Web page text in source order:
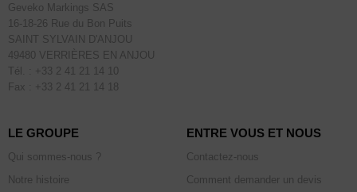
Geveko Markings SAS
16-18-26 Rue du Bon Puits
SAINT SYLVAIN D'ANJOU
49480 VERRIÈRES EN ANJOU
Tél. : +33 2 41 21 14 10
Fax : +33 2 41 21 14 18
LE GROUPE
Qui sommes-nous ?
Notre histoire
ENTRE VOUS ET NOUS
Contactez-nous
Comment demander un devis